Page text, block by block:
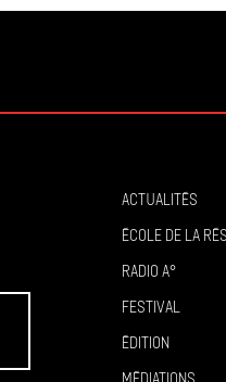
Actualités
École de la
Radio A°
Festival
Édition